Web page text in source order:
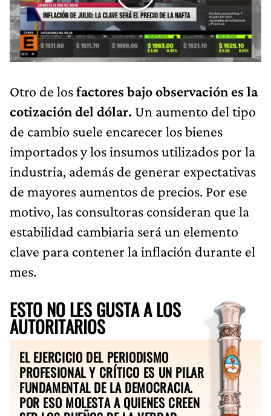
Otro de losfactores bajo observación es la
cotización del dólar. Un aumento del tipo
de cambio suele encarecer los bienes
importados y los insumos utilizados por la
industria, además de generar expectativas
de mayores aumentos de precios. Por ese
motivo, las consultoras consideran que la
estabilidad cambiaria será un elemento
clave para contener la inflación durante el
mes.
ESTO NO LES GUSTA A LOS
AUTORITARIOS
EL EJERCICIO DEL PERIODISMO
PROFESIONAL Y CRÍTICO ES UN PILAR
FUNDAMENTAL DE LA DEMOCRACIA.
POR ESO MOLESTA A QUIENES CREEN